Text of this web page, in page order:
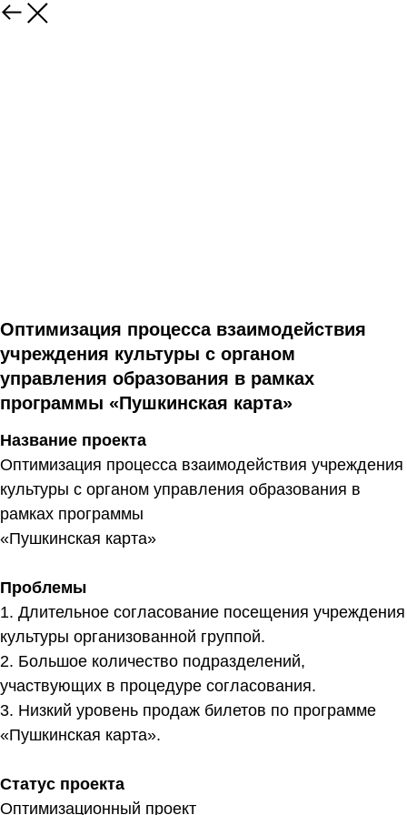
Оптимизация процесса взаимодействия
учреждения культуры с органом
управления образования в рамках
программы «Пушкинская карта»
Название проекта
Оптимизация процесса взаимодействия учреждения
культуры с органом управления образования в
рамках программы
«Пушкинская карта»
Проблемы
1. Длительное согласование посещения учреждения
культуры организованной группой.
2. Большое количество подразделений,
участвующих в процедуре согласования.
3. Низкий уровень продаж билетов по программе
«Пушкинская карта».
Статус проекта
Оптимизационный проект